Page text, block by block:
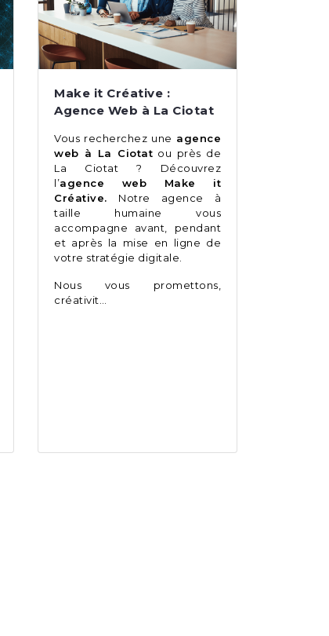
Make it Créative :
Agence Web à La Ciotat
Vous recherchez une agence
web à La Ciotat ou près de
La Ciotat ? Découvrez
l’agence web Make it
Créative. Notre agence à
taille humaine vous
accompagne avant, pendant
et après la mise en ligne de
votre stratégie digitale.
Nous vous promettons,
créativit…